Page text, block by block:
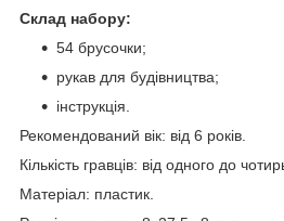
Склад набору:
54 брусочки;
рукав для будівництва;
інструкція.
Рекомендований вік: від 6 років.
Кількість гравців: від одного до
Матеріал: пластик.